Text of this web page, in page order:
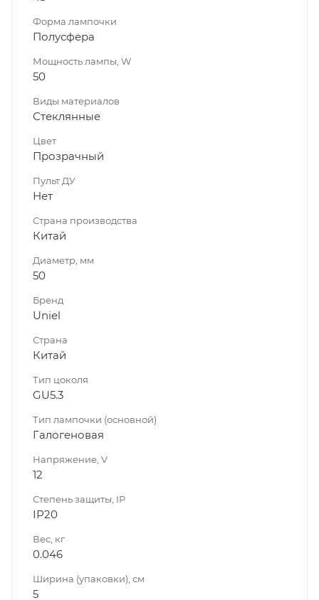
Форма лампочки
Полусфера
Мощность лампы, W
50
Виды материалов
Стеклянные
Цвет
Прозрачный
Пульт ДУ
Нет
Страна производства
Китай
Диаметр, мм
50
Бренд
Uniel
Страна
Китай
Тип цоколя
GU5.3
Тип лампочки (основной)
Галогеновая
Напряжение, V
12
Степень защиты, IP
IP20
Вес, кг
0.046
Ширина (упаковки), см
5